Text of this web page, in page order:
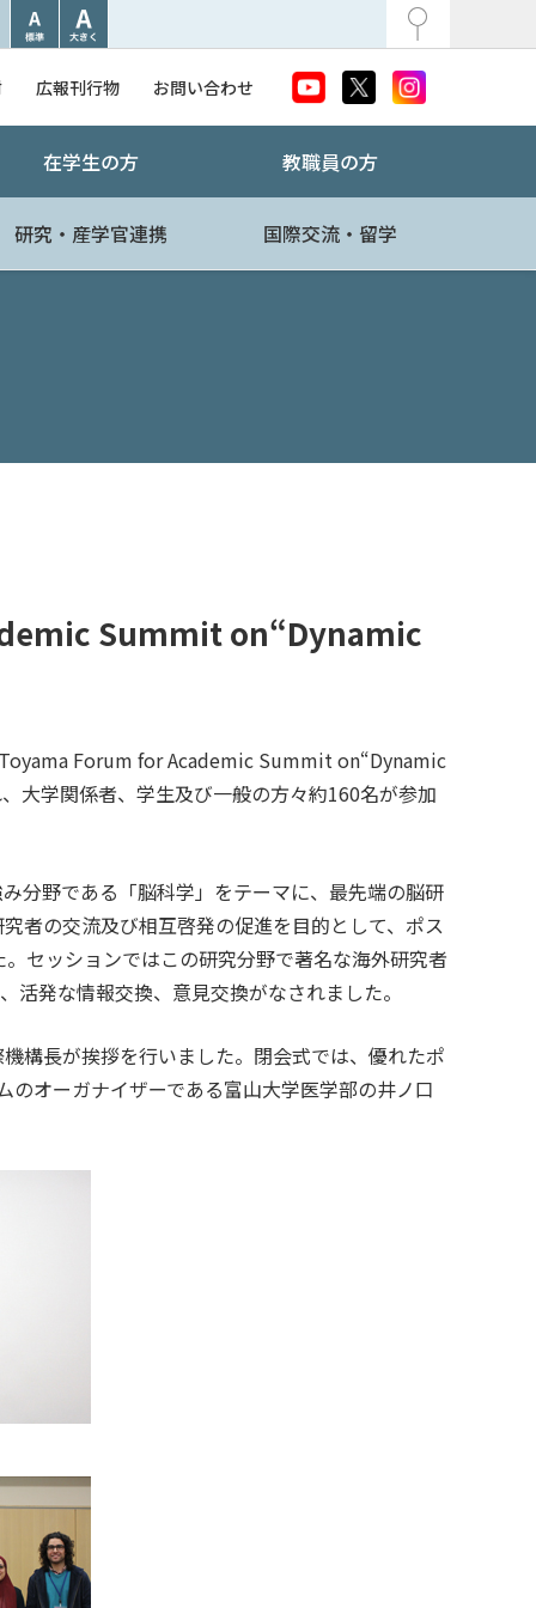
広報刊行物 お問い合わせ
在学生の方 教職員の方
研究・産学官連携 国際交流・留学
Summit on“Dynamic
Forum for Academic Summit on“Dynamic
大学関係者、学生及び一般の方々約160名が参加
分野である「脳科学」をテーマに、最先端の脳研
者の交流及び相互啓発の促進を目的として、ポス
セッションではこの研究分野で著名な海外研究者
発な情報交換、意見交換がなされました。
構長が挨拶を行いました。閉会式では、優れたポ
オーガナイザーである富山大学医学部の井ノ口